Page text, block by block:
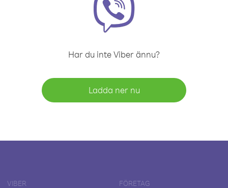
Har du inte Viber ännu?
Ladda ner nu
VIBER FÖRETAG